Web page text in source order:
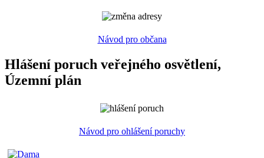
Návod pro občana
Hlášení poruch veřejného osvětlení,
Územní plán
Návod pro ohlášení poruchy